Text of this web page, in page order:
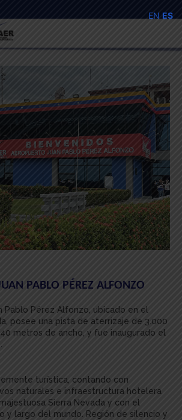
PABLO PÉREZ ALFONZO
Pablo Pérez Alfonzo, ubicado en el
posee una pista de aterrizaje de 3.000
metros de ancho, y fue inaugurado el
turística, contando con
naturales e infraestructura hotelera
Sierra Nevada y con el
y largo del mundo. Región de silencio y
EN ES